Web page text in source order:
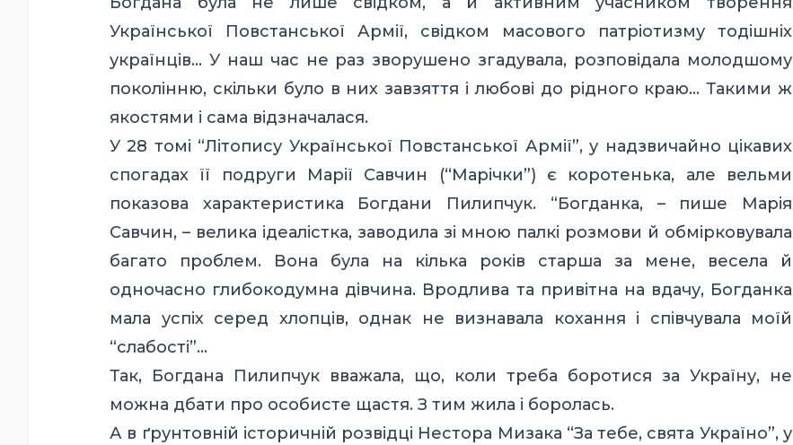
Української Повстанської Армії, свідком масового патріотизму тодішніх
українців… У наш час не раз зворушено згадувала, розповідала молодшому
поколінню, скільки було в них завзяття і любові до рідного краю… Такими ж
якостями і сама відзначалася.
У 28 томі “Літопису Української Повстанської Армії”, у надзвичайно цікавих
спогадах її подруги Марії Савчин (“Марічки”) є коротенька, але вельми
показова характеристика Богдани Пилипчук. “Богданка, – пише Марія
Савчин, – велика ідеалістка, заводила зі мною палкі розмови й обмірковувала
багато проблем. Вона була на кілька років старша за мене, весела й
одночасно глибокодумна дівчина. Вродлива та привітна на вдачу, Богданка
мала успіх серед хлопців, однак не визнавала кохання і співчувала моїй
“слабості”…
Так, Богдана Пилипчук вважала, що, коли треба боротися за Україну, не
можна дбати про особисте щастя. З тим жила і боролась.
А в ґрунтовній історичній розвідці Нестора Мизака “За тебе, свята Україно”, у